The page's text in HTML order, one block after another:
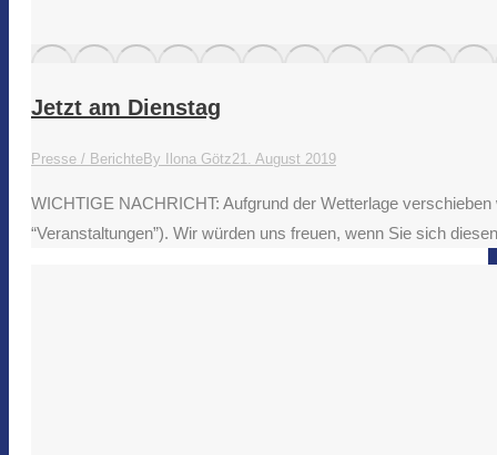
Jetzt am Dienstag
Presse / BerichteBy Ilona Götz21. August 2019
WICHTIGE NACHRICHT: Aufgrund der Wetterlage
“Veranstaltungen”). Wir würden uns freuen, wenn Sie sich